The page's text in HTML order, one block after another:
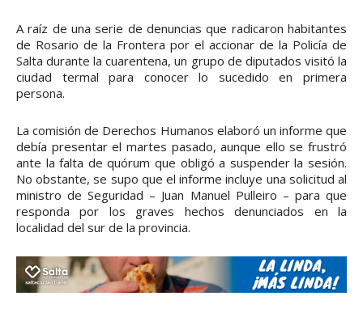
A raíz de una serie de denuncias que radicaron habitantes
de Rosario de la Frontera por el accionar de la Policía de
Salta durante la cuarentena, un grupo de diputados visitó la
ciudad termal para conocer lo sucedido en primera
persona.
La comisión de Derechos Humanos elaboró un informe que
debía presentar el martes pasado, aunque ello se frustró
ante la falta de quórum que obligó a suspender la sesión.
No obstante, se supo que el informe incluye una solicitud al
ministro de Seguridad – Juan Manuel Pulleiro – para que
responda por los graves hechos denunciados en la
localidad del sur de la provincia.